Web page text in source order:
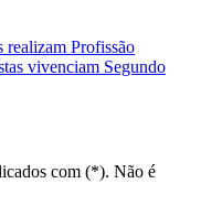
realizam Profissão
vivenciam Segundo
com (*). Não é